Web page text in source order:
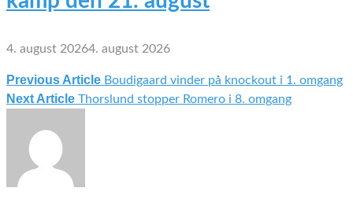
4. august 20264. august 2026
Indlægsnavigation
Previous Article Boudigaard vinder på knockout i 1. omgang
Next Article Thorslund stopper Romero i 8. omgang